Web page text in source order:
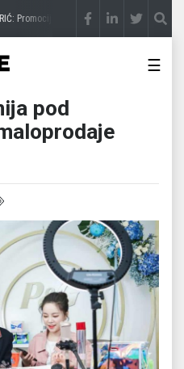
Promocija potencijal pretvara u destinaciju
☰
pod